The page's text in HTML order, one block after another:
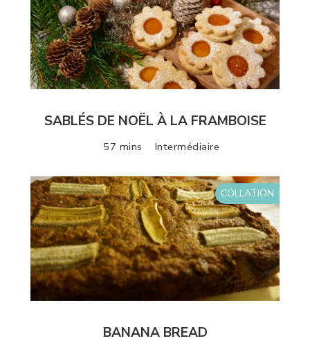
SABLÉS DE NOËL À LA FRAMBOISE
57 mins Intermédiaire
COLLATION
BANANA BREAD